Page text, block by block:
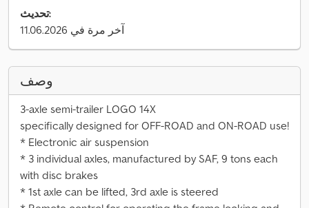
تحديث:
آخر مرة في 11.06.2026
وصف
3-axle semi-trailer LOGO 14X
specifically designed for OFF-ROAD and ON-ROAD use!
* Electronic air suspension
* 3 individual axles, manufactured by SAF, 9 tons each
with disc brakes
* 1st axle can be lifted, 3rd axle is steered